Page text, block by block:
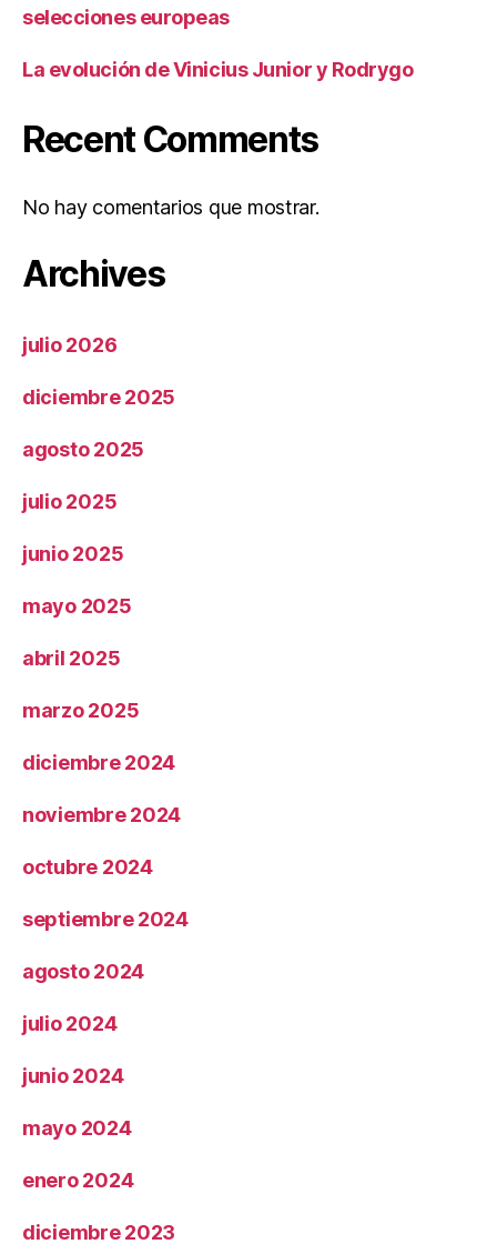
selecciones europeas
La evolución de Vinicius Junior y Rodrygo
Recent Comments
No hay comentarios que mostrar.
Archives
julio 2026
diciembre 2025
agosto 2025
julio 2025
junio 2025
mayo 2025
abril 2025
marzo 2025
diciembre 2024
noviembre 2024
octubre 2024
septiembre 2024
agosto 2024
julio 2024
junio 2024
mayo 2024
enero 2024
diciembre 2023